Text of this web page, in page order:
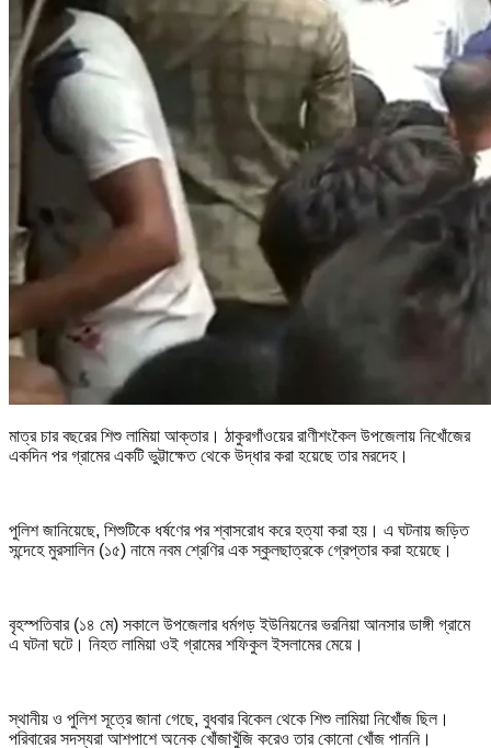
মাত্র চার বছরের শিশু লামিয়া আক্তার। ঠাকুরগাঁওয়ের রাণীশংকৈল উপজেলায় নিখোঁজের
একদিন পর গ্রামের একটি ভুট্টাক্ষেত থেকে উদ্ধার করা হয়েছে তার মরদেহ।
পুলিশ জানিয়েছে, শিশুটিকে ধর্ষণের পর শ্বাসরোধ করে হত্যা করা হয়। এ ঘটনায় জড়িত
সন্দেহে মুরসালিন (১৫) নামে নবম শ্রেণির এক স্কুলছাত্রকে গ্রেপ্তার করা হয়েছে।
বৃহস্পতিবার (১৪ মে) সকালে উপজেলার ধর্মগড় ইউনিয়নের ভরনিয়া আনসার ডাঙ্গী গ্রামে
এ ঘটনা ঘটে। নিহত লামিয়া ওই গ্রামের শফিকুল ইসলামের মেয়ে।
স্থানীয় ও পুলিশ সূত্রে জানা গেছে, বুধবার বিকেল থেকে শিশু লামিয়া নিখোঁজ ছিল।
পরিবারের সদস্যরা আশপাশে অনেক খোঁজাখুঁজি করেও তার কোনো খোঁজ পাননি।